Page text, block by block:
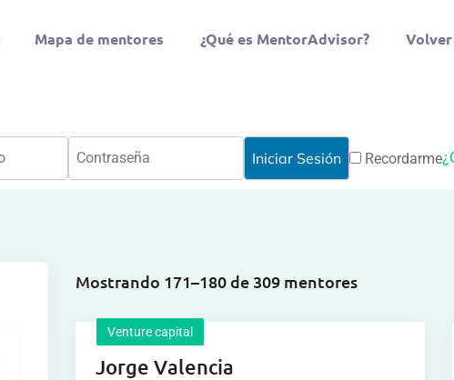
Mapa de mentores ¿Qué es MentorAdvisor?
Recordarme
Mostrando 171–180 de 309 mentores
Venture capital
Jorge Valencia